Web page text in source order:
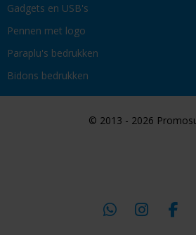
Gadgets en USB's
Pennen met logo
Paraplu's bedrukken
Bidons bedrukken
© 2013 - 2026